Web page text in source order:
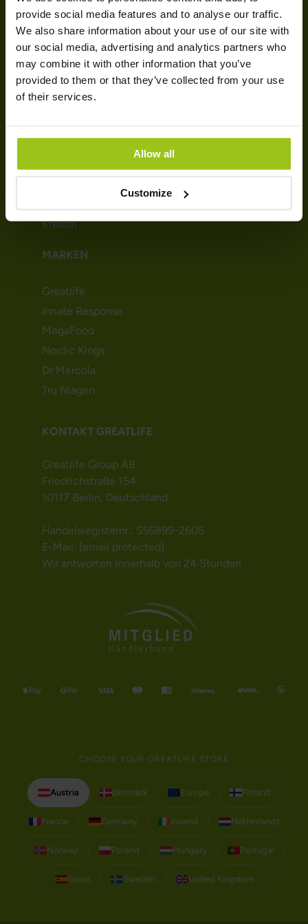
provide social media features and to analyse our traffic.
We also share information about your use of our site with
our social media, advertising and analytics partners who
may combine it with other information that you’ve
provided to them or that they’ve collected from your use
of their services.
Allow all
Customize
Magazine
Trustpilot
Kontakt
Kreatin
MARKEN
Greatlife
Innate Response
MegaFood
Nordic Kings
Dr Mercola
Tru Niagen
KONTAKT GREATLIFE
Greatlife Group AB
Friedrichstraße 154
10117 Berlin, Deutschland
Handelsregisternr.: 556899-2605
E-Mail: [email protected]
Wir antworten innerhalb von 24 Stunden
CHOOSE YOUR GREATLIFE STORE
Austria Denmark Europe Finland
France Germany Ireland Netherlands
Norway Poland Hungary Portugal
Spain Sweden United Kingdom